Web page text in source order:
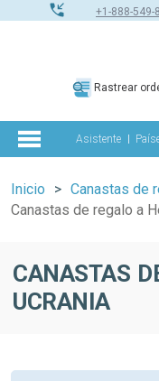
+1-888-549-
Rastrear
Asistente
Inicio
Canastas de
Canastas de regalo a
CANASTAS
UCRANIA